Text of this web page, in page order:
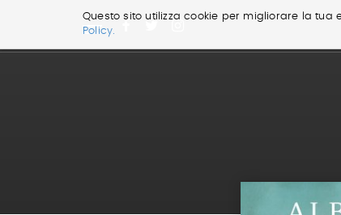
Questo sito utilizza cookie per migliorare la tua
Policy.